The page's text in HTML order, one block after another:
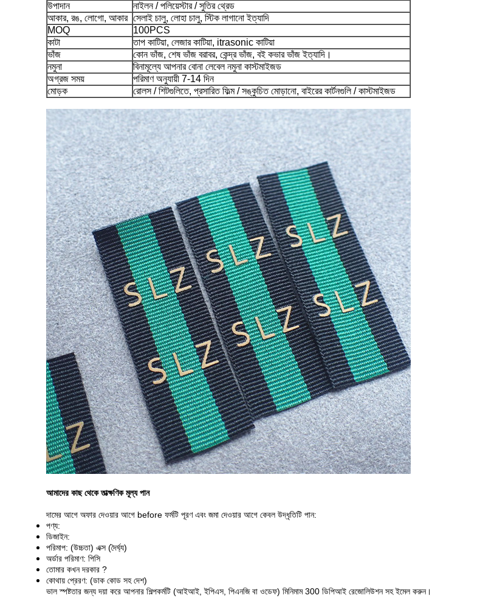
উপাদান
নাইলন / পলিয়েস্টার / সুতির থ্রেড
আকার, রঙ, লোগো, আকার সেলাই চালু, লোহা চালু, স্টিক লাগানো ইত্যাদি
MOQ
100PCS
কাটা
তাপ কাটিয়া, লেজার কাটিয়া, itrasonic কাটিয়া
ভাঁজ
কোন ভাঁজ, শেষ ভাঁজ বরাবর, কেন্দ্র ভাঁজ, বই কভার ভাঁজ ইত্যাদি।
নমুনা
বিনামূল্যে আপনার বোনা লেবেল নমুনা কাস্টমাইজড
অগ্রজ সময়
পরিমাণ অনুযায়ী 7-14 দিন
মোড়ক
রোলস / শিটগুলিতে, প্রসারিত ফিল্ম / সঙ্কুচিত মোড়ানো, বাইরের কার্টনগুলি / কাস্টমাইজড
আমাদের কাছ থেকে তাত্ক্ষণিক মূল্য পান
দামের আগে অফার দেওয়ার আগে before ফর্মটি পূরণ এবং জমা দেওয়ার আগে কেবল উদ্ধৃতিটি পান:
পণ্য:
ডিজাইন:
পরিমাপ: (উচ্চতা) এক্স (দৈর্ঘ্য)
অর্ডার পরিমাণ: পিসি
তোমার কখন দরকার ?
কোথায় প্রেরণ: (ডাক কোড সহ দেশ)
ভাল স্পষ্টতার জন্য দয়া করে আপনার শিল্পকর্মটি (আইআই, ইপিএস, পিএনজি বা ওডেফ) মিনিমাম 300 ডিপিআই রেজোলিউশন সহ ইমেল করুন।